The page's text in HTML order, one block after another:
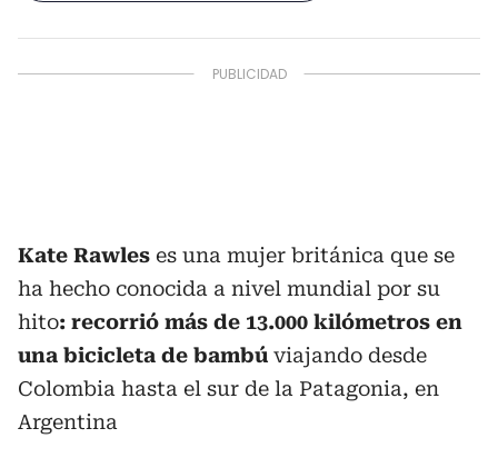
Kate Rawles es una mujer británica que se
ha hecho conocida a nivel mundial por su
hito: recorrió más de 13.000 kilómetros en
una bicicleta de bambú viajando desde
Colombia hasta el sur de la Patagonia, en
Argentina